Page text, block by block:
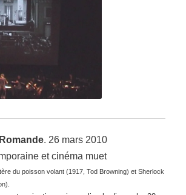
. 26 mars 2010
et cinéma muet
du poisson volant (1917, Tod Browning) et Sherlock